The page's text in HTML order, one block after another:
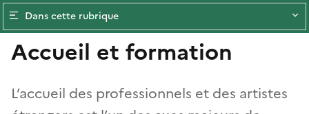
Dans cette rubrique
Accueil et formation
L’accueil des professionnels et des artistes